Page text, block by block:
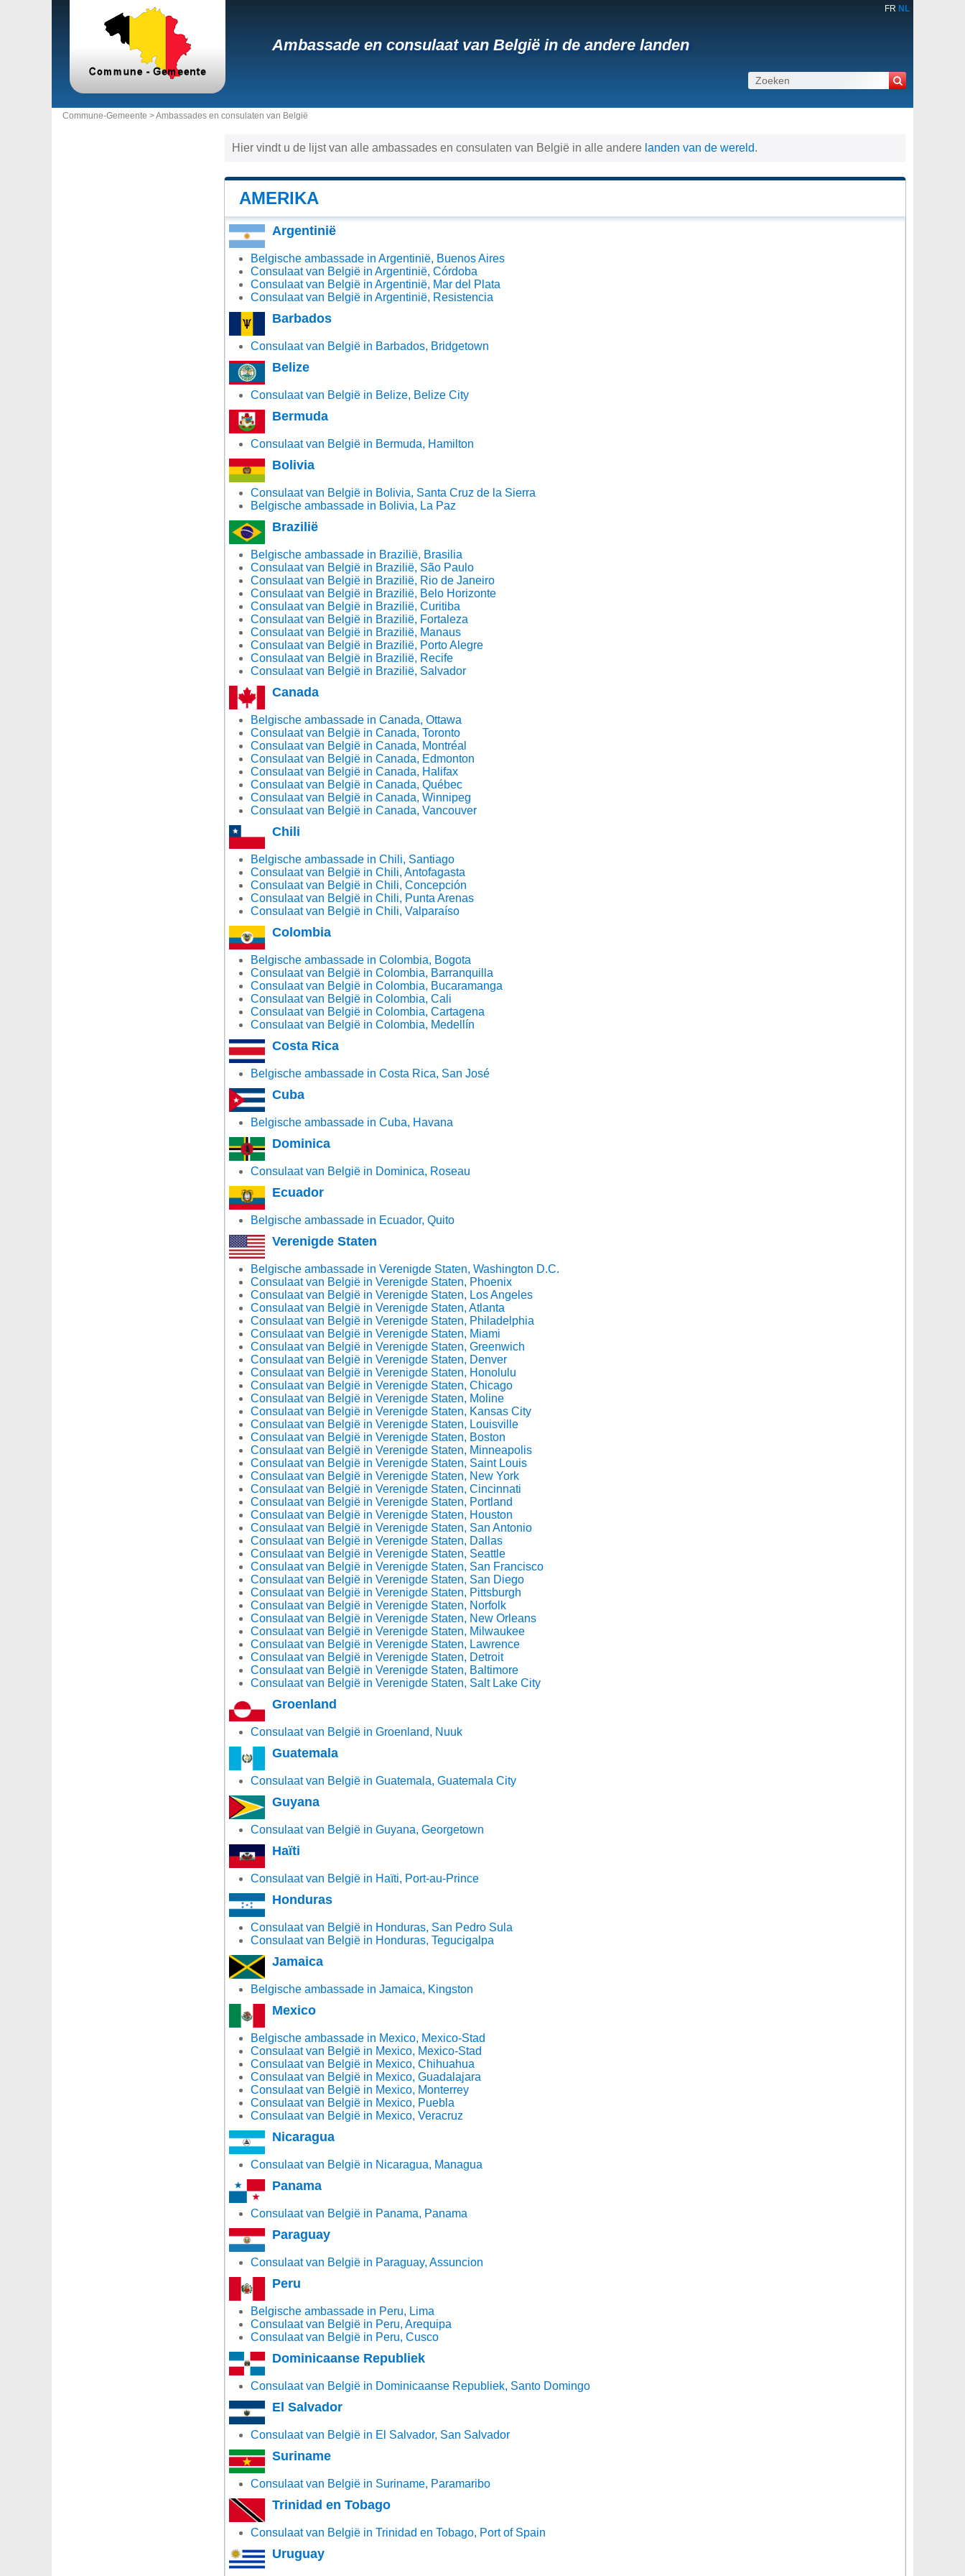
FR NL
Ambassade en consulaat van België in de andere landen
Commune-Gemeente >Ambassades en consulaten van België
Hier vindt u de lijst van alle ambassades en consulaten van België in alle andere landen van de wereld.
AMERIKA
Argentinië
Belgische ambassade in Argentinië, Buenos Aires
Consulaat van België in Argentinië, Córdoba
Consulaat van België in Argentinië, Mar del Plata
Consulaat van België in Argentinië, Resistencia
Barbados
Consulaat van België in Barbados, Bridgetown
Belize
Consulaat van België in Belize, Belize City
Bermuda
Consulaat van België in Bermuda, Hamilton
Bolivia
Consulaat van België in Bolivia, Santa Cruz de la Sierra
Belgische ambassade in Bolivia, La Paz
Brazilië
Belgische ambassade in Brazilië, Brasilia
Consulaat van België in Brazilië, São Paulo
Consulaat van België in Brazilië, Rio de Janeiro
Consulaat van België in Brazilië, Belo Horizonte
Consulaat van België in Brazilië, Curitiba
Consulaat van België in Brazilië, Fortaleza
Consulaat van België in Brazilië, Manaus
Consulaat van België in Brazilië, Porto Alegre
Consulaat van België in Brazilië, Recife
Consulaat van België in Brazilië, Salvador
Canada
Belgische ambassade in Canada, Ottawa
Consulaat van België in Canada, Toronto
Consulaat van België in Canada, Montréal
Consulaat van België in Canada, Edmonton
Consulaat van België in Canada, Halifax
Consulaat van België in Canada, Québec
Consulaat van België in Canada, Winnipeg
Consulaat van België in Canada, Vancouver
Chili
Belgische ambassade in Chili, Santiago
Consulaat van België in Chili, Antofagasta
Consulaat van België in Chili, Concepción
Consulaat van België in Chili, Punta Arenas
Consulaat van België in Chili, Valparaíso
Colombia
Belgische ambassade in Colombia, Bogota
Consulaat van België in Colombia, Barranquilla
Consulaat van België in Colombia, Bucaramanga
Consulaat van België in Colombia, Cali
Consulaat van België in Colombia, Cartagena
Consulaat van België in Colombia, Medellín
Costa Rica
Belgische ambassade in Costa Rica, San José
Cuba
Belgische ambassade in Cuba, Havana
Dominica
Consulaat van België in Dominica, Roseau
Ecuador
Belgische ambassade in Ecuador, Quito
Verenigde Staten
Belgische ambassade in Verenigde Staten, Washington D.C.
Consulaat van België in Verenigde Staten, Phoenix
Consulaat van België in Verenigde Staten, Los Angeles
Consulaat van België in Verenigde Staten, Atlanta
Consulaat van België in Verenigde Staten, Philadelphia
Consulaat van België in Verenigde Staten, Miami
Consulaat van België in Verenigde Staten, Greenwich
Consulaat van België in Verenigde Staten, Denver
Consulaat van België in Verenigde Staten, Honolulu
Consulaat van België in Verenigde Staten, Chicago
Consulaat van België in Verenigde Staten, Moline
Consulaat van België in Verenigde Staten, Kansas City
Consulaat van België in Verenigde Staten, Louisville
Consulaat van België in Verenigde Staten, Boston
Consulaat van België in Verenigde Staten, Minneapolis
Consulaat van België in Verenigde Staten, Saint Louis
Consulaat van België in Verenigde Staten, New York
Consulaat van België in Verenigde Staten, Cincinnati
Consulaat van België in Verenigde Staten, Portland
Consulaat van België in Verenigde Staten, Houston
Consulaat van België in Verenigde Staten, San Antonio
Consulaat van België in Verenigde Staten, Dallas
Consulaat van België in Verenigde Staten, Seattle
Consulaat van België in Verenigde Staten, San Francisco
Consulaat van België in Verenigde Staten, San Diego
Consulaat van België in Verenigde Staten, Pittsburgh
Consulaat van België in Verenigde Staten, Norfolk
Consulaat van België in Verenigde Staten, New Orleans
Consulaat van België in Verenigde Staten, Milwaukee
Consulaat van België in Verenigde Staten, Lawrence
Consulaat van België in Verenigde Staten, Detroit
Consulaat van België in Verenigde Staten, Baltimore
Consulaat van België in Verenigde Staten, Salt Lake City
Groenland
Consulaat van België in Groenland, Nuuk
Guatemala
Consulaat van België in Guatemala, Guatemala City
Guyana
Consulaat van België in Guyana, Georgetown
Haïti
Consulaat van België in Haïti, Port-au-Prince
Honduras
Consulaat van België in Honduras, San Pedro Sula
Consulaat van België in Honduras, Tegucigalpa
Jamaica
Belgische ambassade in Jamaica, Kingston
Mexico
Belgische ambassade in Mexico, Mexico-Stad
Consulaat van België in Mexico, Mexico-Stad
Consulaat van België in Mexico, Chihuahua
Consulaat van België in Mexico, Guadalajara
Consulaat van België in Mexico, Monterrey
Consulaat van België in Mexico, Puebla
Consulaat van België in Mexico, Veracruz
Nicaragua
Consulaat van België in Nicaragua, Managua
Panama
Consulaat van België in Panama, Panama
Paraguay
Consulaat van België in Paraguay, Assuncion
Peru
Belgische ambassade in Peru, Lima
Consulaat van België in Peru, Arequipa
Consulaat van België in Peru, Cusco
Dominicaanse Republiek
Consulaat van België in Dominicaanse Republiek, Santo Domingo
El Salvador
Consulaat van België in El Salvador, San Salvador
Suriname
Consulaat van België in Suriname, Paramaribo
Trinidad en Tobago
Consulaat van België in Trinidad en Tobago, Port of Spain
Uruguay